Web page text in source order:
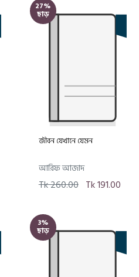
27%
ছাড়
জীবন যেখানে যেমন
আরিফ আজাদ
Tk 260.00 Tk 191.00
3%
ছাড়